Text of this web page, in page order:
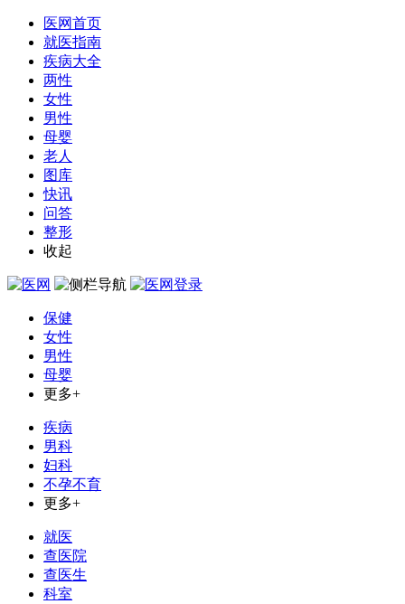
医网首页
就医指南
疾病大全
两性
女性
男性
母婴
老人
图库
快讯
问答
整形
收起
保健
女性
男性
母婴
更多+
疾病
男科
妇科
不孕不育
更多+
就医
查医院
查医生
科室